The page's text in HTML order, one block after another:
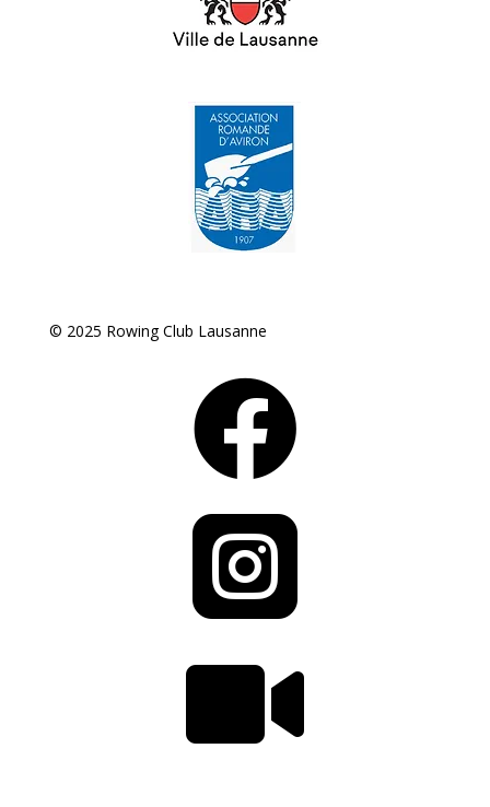
© 2025 Rowing Club Lausanne


